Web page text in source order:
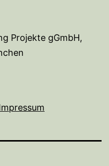
Projekte gGmbH,
mpressum